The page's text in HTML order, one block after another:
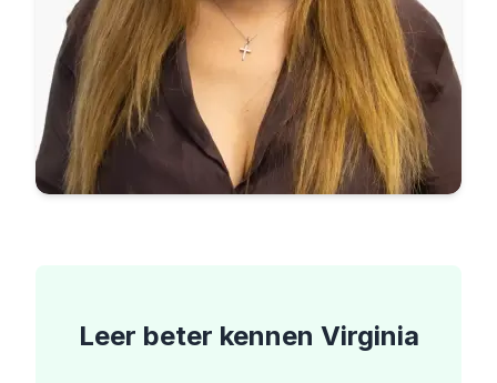
Leer beter kennen Virginia